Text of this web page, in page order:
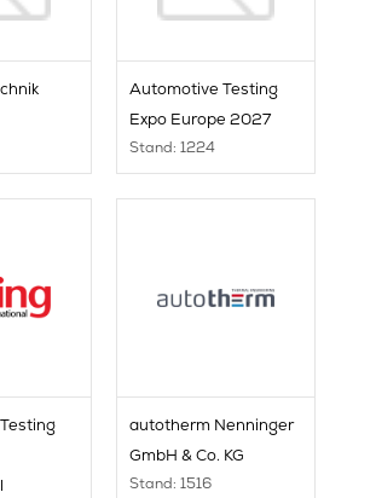
Automotive Testing
Expo Europe 2027
Stand: 1224
autotherm Nenninger
GmbH & Co. KG
Stand: 1516